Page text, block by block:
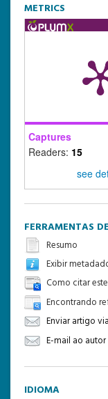
METRICS
Captures
Readers: 15
see
FERRAMENTAS
Resumo
Exibir
Como citar
Encontrando
Enviar artigo
E-mail ao autor
IDIOMA